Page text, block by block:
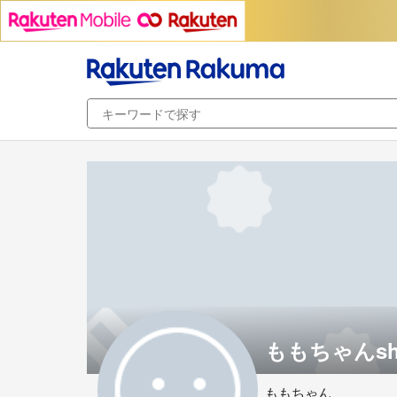
ももちゃん
ももちゃん